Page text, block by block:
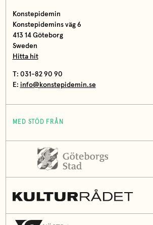
Konstepidemin
Konstepidemins väg 6
413 14 Göteborg
Sweden
Hitta hit
T: 031-82 90 90
E: info@konstepidemin.se
MED STÖD FRÅN